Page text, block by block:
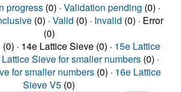
progress(0) · Validation pending (0) ·
(0) · Valid (0) · Invalid (0) · Error
(0)
(0) · 14e Lattice Sieve (0) · 15e Lattice
Sieve for smaller numbers (0) ·
for smaller numbers (0) · 16e Lattice
Sieve V5 (0)